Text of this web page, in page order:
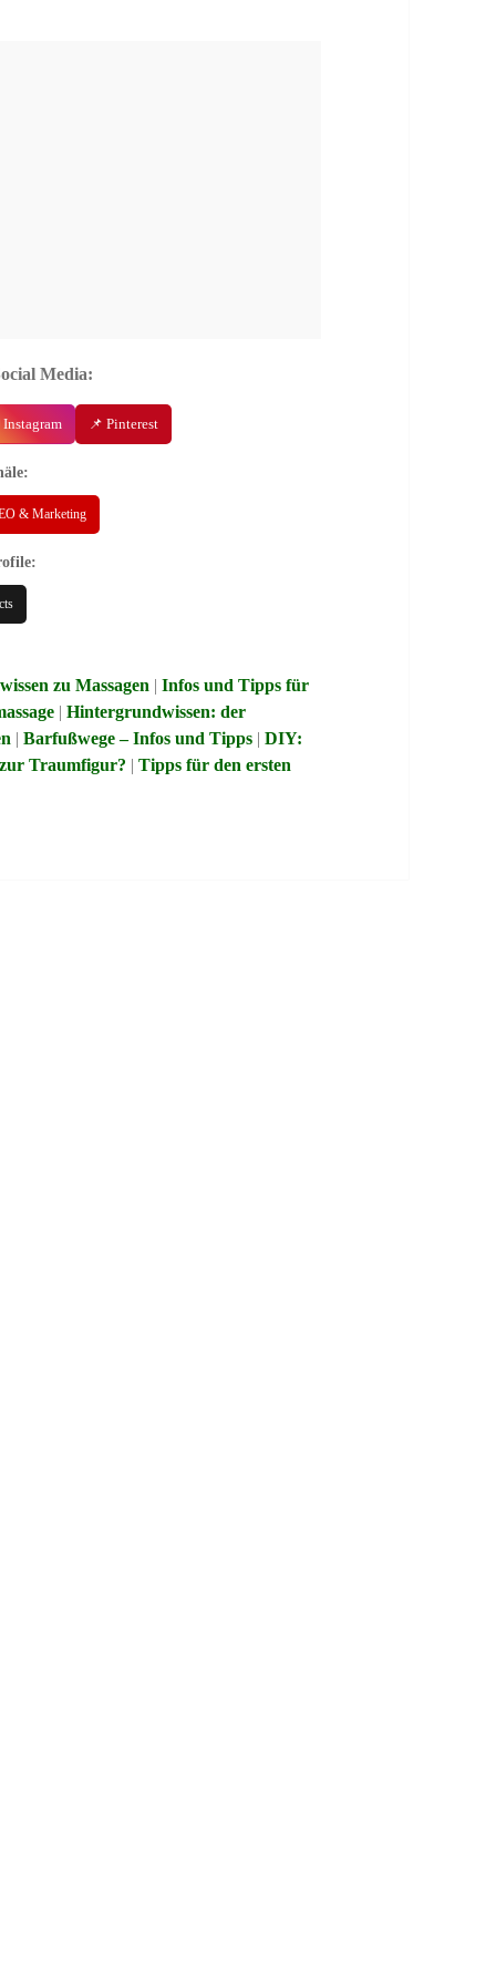
Media:
Instagram 📌 Pinterest
& Marketing
zu Massagen |Infos und Tipps für
|Hintergrundwissen: der
|Barfußwege – Infos und Tipps |DIY:
Traumfigur? |Tipps für den ersten